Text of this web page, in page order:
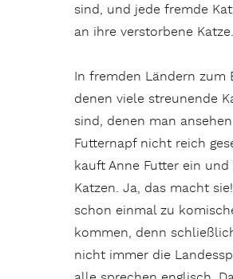
sind, und jede fremde
an ihre verstorbene Katze.
In fremden Ländern zum
denen viele streunende
sind, denen man
Futternapf nicht reich
kauft Anne Futter ein
Katzen. Ja, das macht
schon einmal zu
kommen, denn
nicht immer die